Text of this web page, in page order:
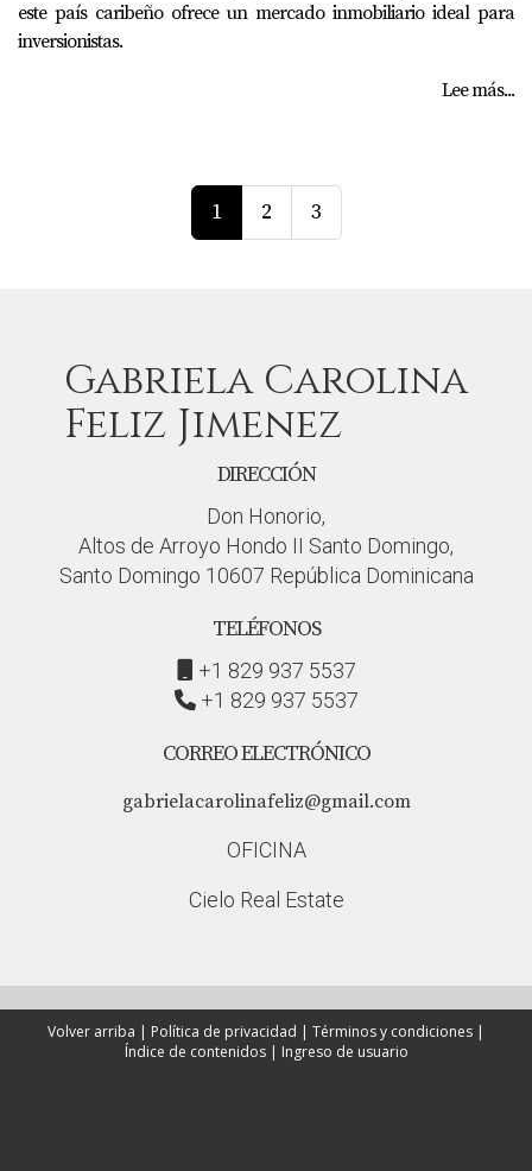
este país caribeño ofrece un mercado inmobiliario ideal para
inversionistas.
Lee más...
1 2 3
Gabriela Carolina
Feliz Jimenez
DIRECCIÓN
Don Honorio,
Altos de Arroyo Hondo II Santo Domingo,
Santo Domingo 10607 República Dominicana
TELÉFONOS
+1 829 937 5537
+1 829 937 5537
CORREO ELECTRÓNICO
gabrielacarolinafeliz@gmail.com
OFICINA
Cielo Real Estate
Volver arriba | Política de privacidad | Términos y condiciones |
Índice de contenidos| Ingreso de usuario